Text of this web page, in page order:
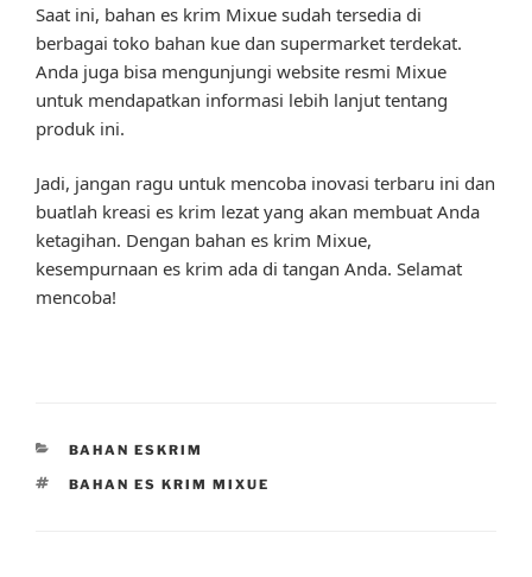
Saat ini, bahan es krim Mixue sudah tersedia di
berbagai toko bahan kue dan supermarket terdekat.
Anda juga bisa mengunjungi website resmi Mixue
untuk mendapatkan informasi lebih lanjut tentang
produk ini.
Jadi, jangan ragu untuk mencoba inovasi terbaru ini dan
buatlah kreasi es krim lezat yang akan membuat Anda
ketagihan. Dengan bahan es krim Mixue,
kesempurnaan es krim ada di tangan Anda. Selamat
mencoba!
CATEGORIES
BAHAN ESKRIM
TAGS
BAHAN ES KRIM MIXUE